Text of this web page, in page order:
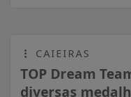
CAIEIRAS
TOP Dream
diversas